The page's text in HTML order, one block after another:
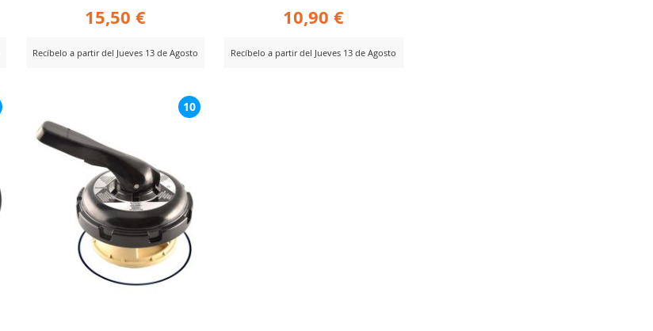
15,50 €
Recíbelo a partir del Jueves 13 de Agosto
COMPARAR
10,90 €
Recíbelo a partir del Jueves 13 de Agosto
10